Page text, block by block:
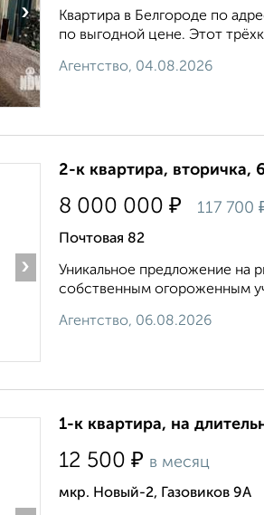
›
Квартира в Белгороде по
по выгодной цене. Этот
Агентство, 04.08.2026
›
2-к квартира, вторичка,
8 000 000 ₽ 117 700
Почтовая 82
Уникальное предложение
собственным огороженным
Агентство, 06.08.2026
1-к квартира, на
12 500 ₽ в месяц
мкр. Новый-2, Газовиков 9А